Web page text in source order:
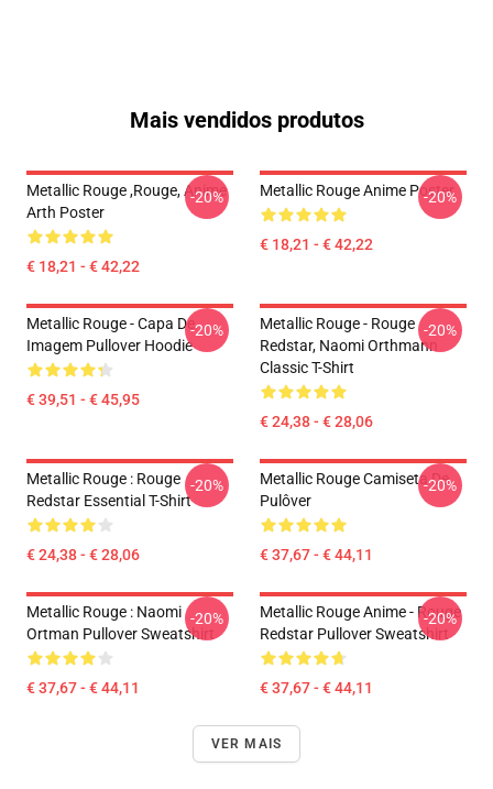
Mais vendidos produtos
Metallic Rouge ,rouge, Anime
Arth Poster
€ 18,21 - € 42,22
-20% Metallic Rouge Anime Poster
€ 18,21 - € 42,22
-20%
Metallic Rouge - Capa De
Imagem Pullover Hoodie
€ 39,51 - € 45,95
-20%
Metallic Rouge - Rouge
Redstar, Naomi Orthmann
Classic T-Shirt
€ 24,38 - € 28,06
-20%
Metallic Rouge : Rouge
Redstar Essential T-Shirt
€ 24,38 - € 28,06
-20%
Metallic Rouge Camiseta De
Pulôver
€ 37,67 - € 44,11
-20%
Metallic Rouge : Naomi
Ortman Pullover Sweatshirt
€ 37,67 - € 44,11
-20%
Metallic Rouge Anime - Rouge
Redstar Pullover Sweatshirt
€ 37,67 - € 44,11
-20%
VER MAIS